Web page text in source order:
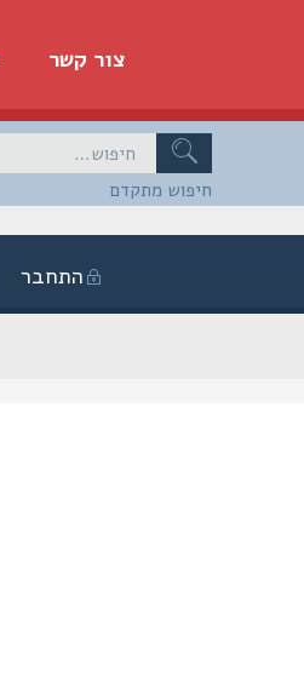
צור קשר
חיפוש מתקדם
התחבר